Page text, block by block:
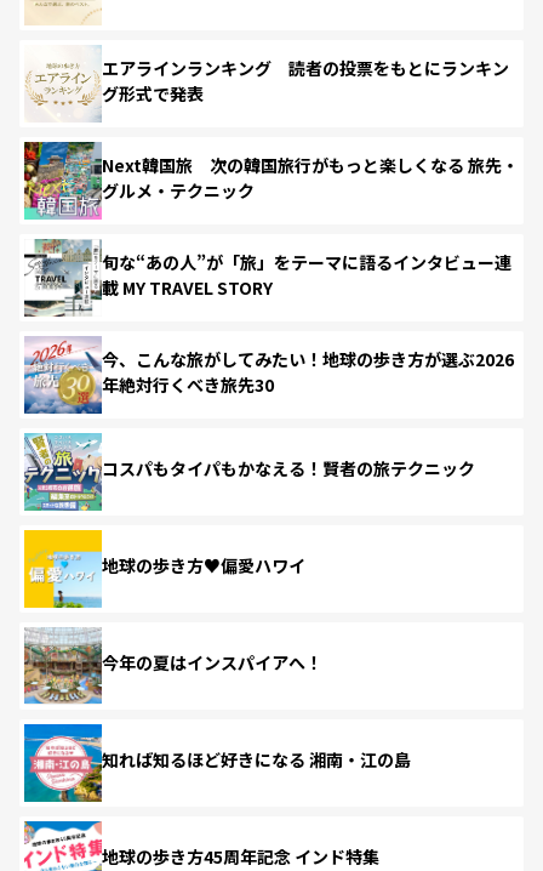
エアラインランキング 読者の投票をもとにランキン
グ形式で発表
Next韓国旅 次の韓国旅行がもっと楽しくなる 旅先・
グルメ・テクニック
旬な“あの人”が「旅」をテーマに語るインタビュー連
載 MY TRAVEL STORY
今、こんな旅がしてみたい！地球の歩き方が選ぶ2026
年絶対行くべき旅先30
コスパもタイパもかなえる！賢者の旅テクニック
地球の歩き方♥偏愛ハワイ
今年の夏はインスパイアへ！
知れば知るほど好きになる 湘南・江の島
地球の歩き方45周年記念 インド特集